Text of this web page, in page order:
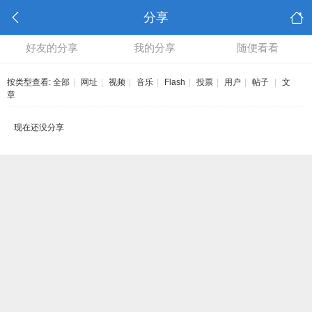
分享
好友的分享 我的分享 随便看看
按类型查看: 全部 网址 视频 音乐 Flash 投票 用户 帖子
文
章
现在还没分享